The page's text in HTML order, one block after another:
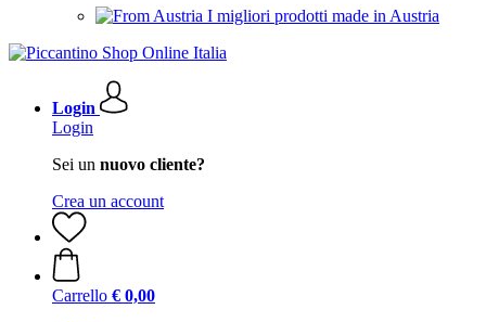
I migliori prodotti made in Austria
Login
Login
Sei un nuovo cliente?
Crea un account
Carrello € 0,00